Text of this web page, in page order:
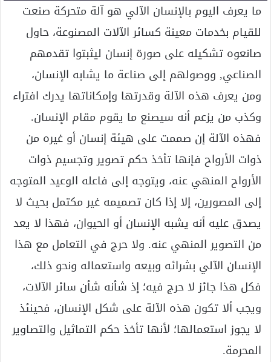
ما يعرف اليوم بالإنسان الآلي هو آلة متحركة صنعت
للقيام بخدمات معينة كسائر الآلات المصنوعة، حاول
صانعوه تشكيله على صورة إنسان ليثبتوا تقدمهم
الصناعي, ووصولهم إلى صناعة ما يشابه الإنسان،
ومن يعرف هذه الآلة وقدرتها وإمكاناتها يدرك افتراء
وكذب من يزعم أنه سيصنع ما يقوم مقام الإنسان.
فهذه الآلة إن صممت على هيئة إنسان أو غيره من
ذوات الأرواح فإنها تأخذ حكم تصوير وتجسيم ذوات
الأرواح المنهي عنه، ويتوجه إلى فاعله الوعيد المتوجه
إلى المصورين، إلا إذا كان تصميمه غير مكتمل بحيث لا
يصدق عليه أنه يشبه الإنسان أو الحيوان، فهذا لا يعد
من التصوير المنهي عنه. ولا حرج في التعامل مع هذا
الإنسان الآلي بشرائه وبيعه واستعماله ونحو ذلك،
فكل هذا جائز لا حرج فيه؛ إذ شأنه شأن سائر الآلات،
ويجب ألا تكون هذه الآلة على شكل الإنسان، فحينئذ
لا يجوز استعمالها؛ لأنها تأخذ حكم التماثيل والتصاوير
المحرمة.